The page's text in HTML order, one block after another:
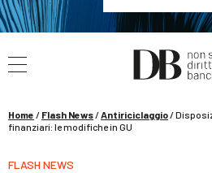
WEBINAR / 1°
La riforma del sistema
Home / Flash News/Antiriciclaggio/
finanziari: le modifiche in GU
FLASH NEWS